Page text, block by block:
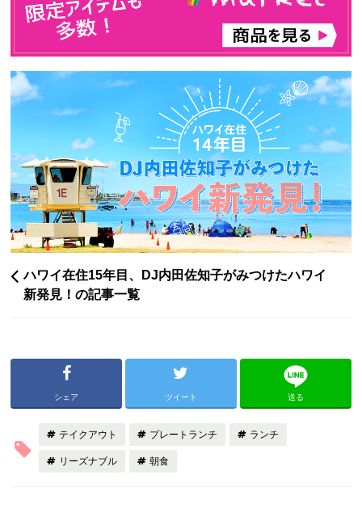
ハワイ在住15年目、DJ内田佐知子がみつけたハワイ
新発見！の記事一覧
シェア ツイート 送る
テイクアウト プレートランチ ランチ
リーズナブル 朝食